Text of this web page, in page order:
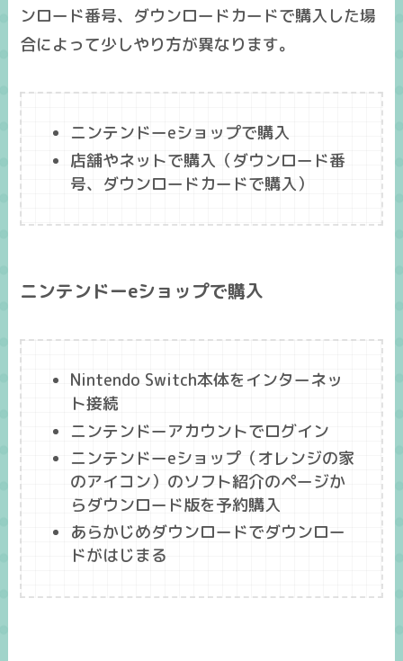
ンロード番号、ダウンロードカードで購入した場
合によって少しやり方が異なります。
ニンテンドーeショップで購入
店舗やネットで購入（ダウンロード番
号、ダウンロードカードで購入）
ニンテンドーeショップで購入
Nintendo Switch本体をインターネッ
ト接続
ニンテンドーアカウントでログイン
ニンテンドーeショップ（オレンジの家
のアイコン）のソフト紹介のページか
らダウンロード版を予約購入
あらかじめダウンロードでダウンロー
ドがはじまる